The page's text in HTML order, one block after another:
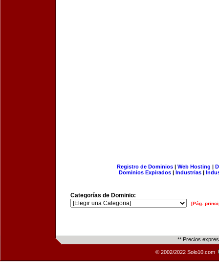
Registro de Dominios| Web Hosting |
Dominios Expirados | Industrias |
Categorías de Dominio:
[Pág.
** Precios
© 2002/2022 Solo10.com